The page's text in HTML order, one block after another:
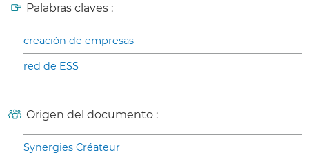
Palabras claves :
creación de empresas
red de ESS
Origen del documento :
Synergies Créateur